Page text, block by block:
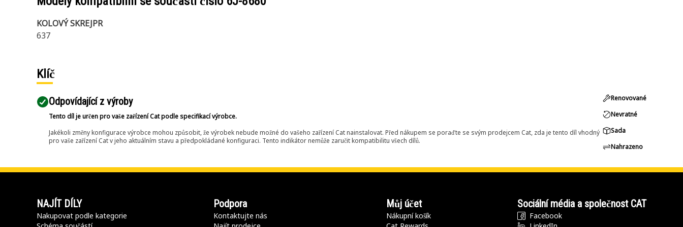
KOLOVÝ SKREJPR
637
Klíč
Odpovídající z výroby
Tento díl je určen pro vaše zařízení Cat podle specifikací výrobce.
Jakékoli změny konfigurace výrobce mohou způsobit, že výrobek nebude možné do vašeho zařízení Cat nainstalovat. Před nákupem se poraďte se svým prodejcem Cat, zda je tento díl vhodný
pro vaše zařízení Cat v jeho aktuálním stavu a předpokládané konfiguraci. Tento indikátor nemůže zaručit kompatibilitu všech dílů.
Renovované
Nevratné
Sada
Nahrazeno
NAJÍT DÍLY
Nakupovat podle kategorie
Podpora
Kontaktujte nás
Můj účet
Nákupní košík
Sociální média a společnost CAT
Facebook